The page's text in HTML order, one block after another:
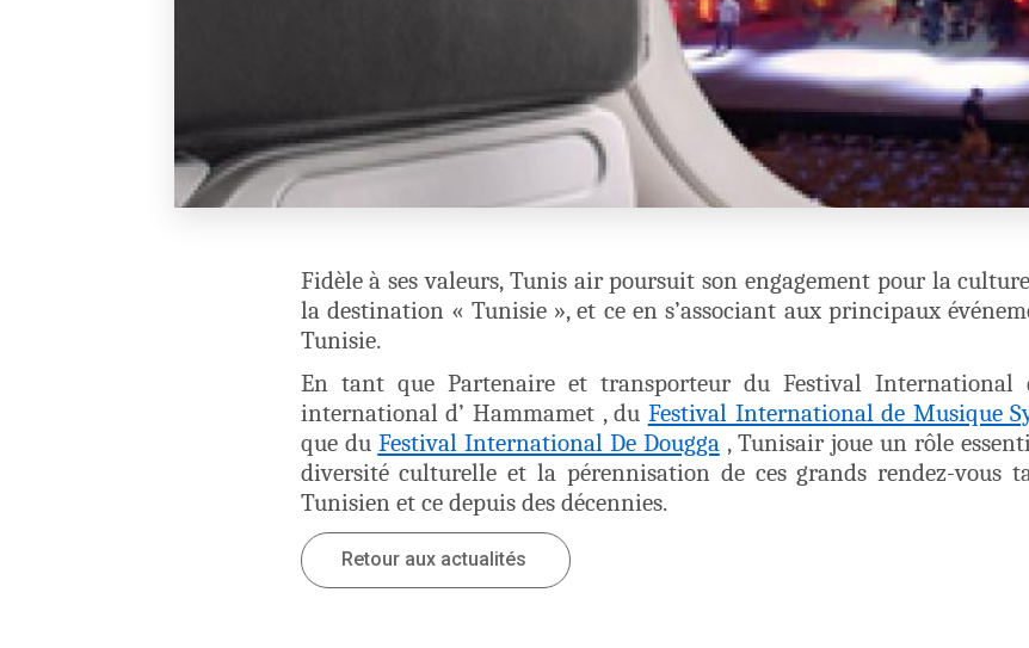
Fidèle à ses valeurs, Tunis air poursuit son engagement pour la
la destination « Tunisie », et ce en s’associant aux principaux
Tunisie.
En tant que Partenaire et transporteur du Festival International
international d’ Hammamet , du Festival International de Musique
que du Festival International De Dougga, Tunisair joue un rôle
diversité culturelle et la pérennisation de ces grands rendez-vous
Tunisien et ce depuis des décennies.
Retour aux actualités